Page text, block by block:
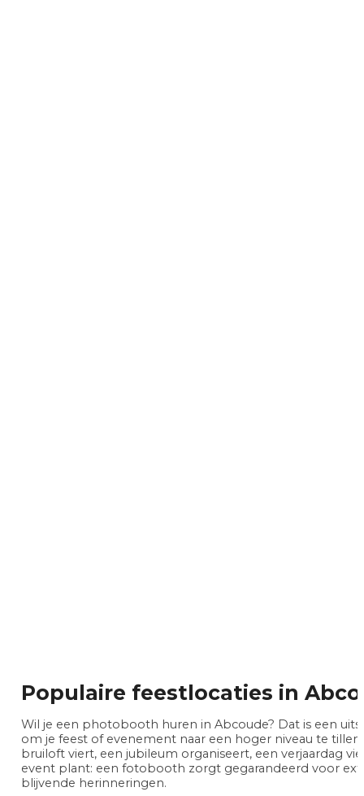
Populaire feestlocaties in
Wil je een photobooth huren in Abcoude? Dat is een
om je feest of evenement naar een hoger niveau te
bruiloft viert, een jubileum organiseert, een verjaardag
event plant: een fotobooth zorgt gegarandeerd voor
blijvende herinneringen.